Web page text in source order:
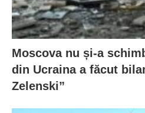
Moscova nu și-a
din Ucraina a făcut
Zelenski”